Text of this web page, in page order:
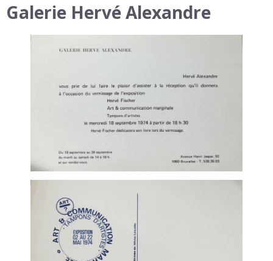
Galerie Hervé Alexandre